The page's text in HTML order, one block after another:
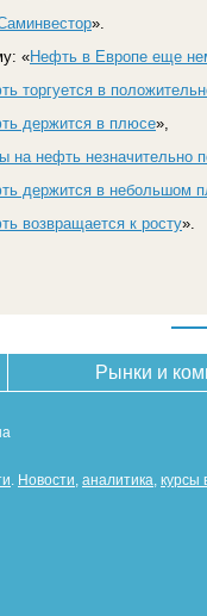
».
«Нефть в Европе еще
торгуется в
держится в плюсе»,
на нефть незначительно
держится в небольшом
возвращается к росту».
Рынки и
Новости аналитика курсы